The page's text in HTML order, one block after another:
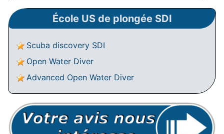
École US de plongée SDI
Scuba discovery SDI
Open Water Diver
Advanced Open Water Diver